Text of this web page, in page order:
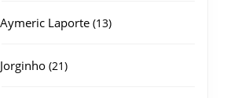
Aymeric Laporte 1313
Jorginho 2121